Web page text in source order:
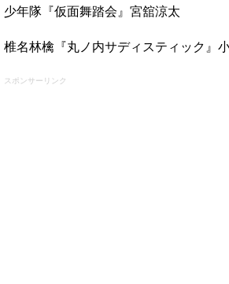
少年隊『仮面舞踏会』宮舘涼太
椎名林檎『丸ノ内サディスティック』
スポンサーリンク